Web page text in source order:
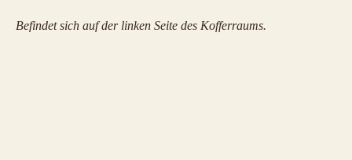
Befindet sich auf der linken Seite des Kofferraums.